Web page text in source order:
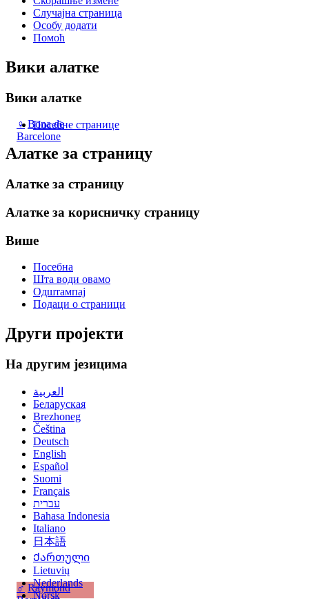
♀ Bona de
Barcelone
♂ Raymond
Случајна страница
Особу додати
Помоћ
Вики алатке
Вики алатке
Посебне странице
Алатке за страницу
Алатке за страницу
Алатке за корисничку страницу
Више
Посебна
Шта води овамо
Одштампај
Подаци о страници
Други пројекти
На другим језицима
العربية
Беларуская
Brezhoneg
Čeština
Deutsch
English
Español
Suomi
Français
עברית
Bahasa Indonesia
Italiano
日本語
Ქართული
Lietuvių
Nederlands
Norsk